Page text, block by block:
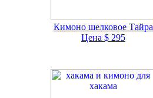
Кимоно шелковое Тайра
Цена $ 295